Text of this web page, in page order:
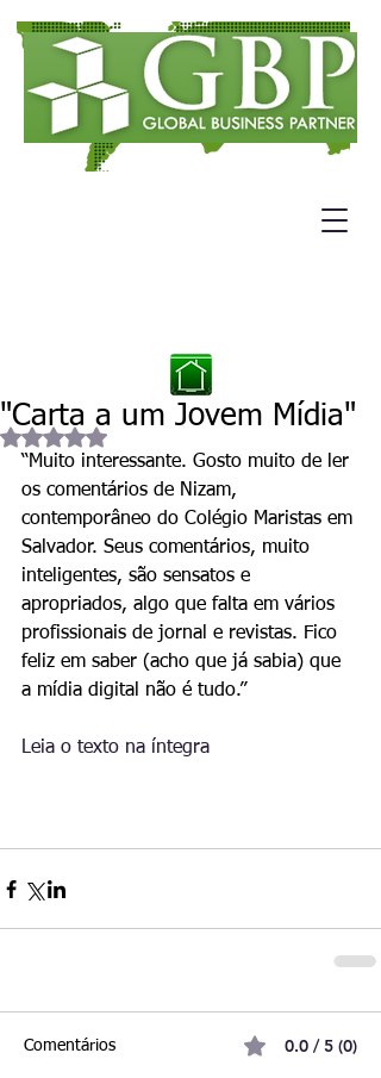
"Carta a um Jovem Mídia"
Avaliado com NaN de 5 estrelas.
“Muito interessante. Gosto muito de ler
os comentários de Nizam,
contemporâneo do Colégio Maristas em
Salvador. Seus comentários, muito
inteligentes, são sensatos e
apropriados, algo que falta em vários
profissionais de jornal e revistas. Fico
feliz em saber (acho que já sabia) que
a mídia digital não é tudo.”
Leia o texto na íntegra
Comentários 0.0 / 5 (0)